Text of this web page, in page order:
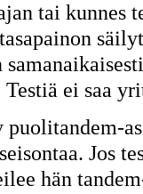
tai kunnes
ei saa
Jos
hän